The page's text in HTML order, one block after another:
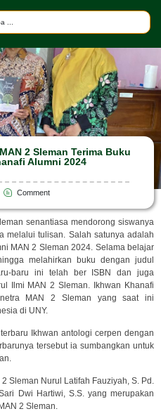
2 Sleman Terima Buku
Alumni 2024
Comment
senantiasa mendorong siswanya
melalui tulisan. Salah satunya adalah
MAN 2 Sleman 2024. Selama belajar
melahirkan buku dengan judul
baru ini telah ber ISBN dan juga
Ilmi MAN 2 Sleman. Ikhwan Khanafi
MAN 2 Sleman yang saat ini
di UNY.
Ikhwan antologi cerpen dengan
tersebut ia sumbangkan untuk
Sleman Nurul Latifah Fauziyah, S. Pd.
Dwi Hartiwi, S.S. yang merupakan
2 Sleman.